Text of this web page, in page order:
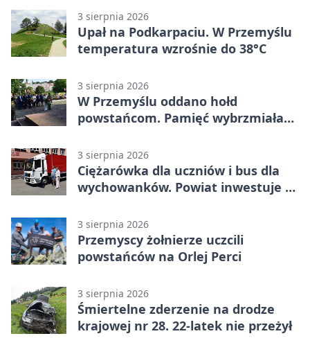
3 sierpnia 2026
Upał na Podkarpaciu. W Przemyślu
temperatura wzrośnie do 38°C
3 sierpnia 2026
W Przemyślu oddano hołd
powstańcom. Pamięć wybrzmiała
3 sierpnia 2026
Ciężarówka dla uczniów i bus dla
wychowanków. Powiat inwestuje w
3 sierpnia 2026
Przemyscy żołnierze uczcili
powstańców na Orlej Perci
3 sierpnia 2026
Śmiertelne zderzenie na drodze
krajowej nr 28. 22-latek nie przeżył